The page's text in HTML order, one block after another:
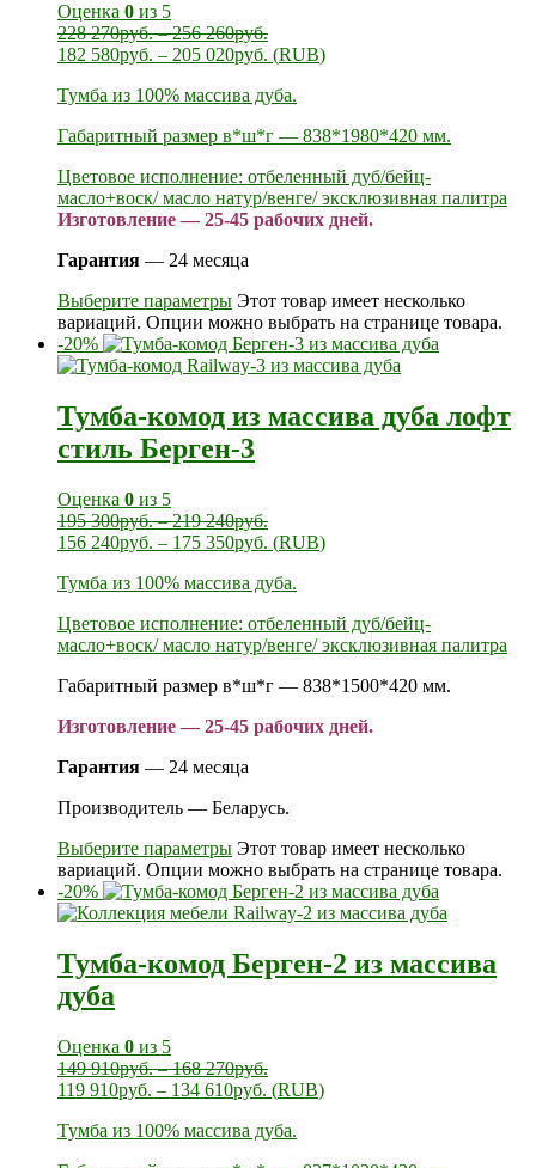
Оценка 0 из 5
228 270руб.–256 260руб.
182 580руб. – 205 020руб. (RUB)
Тумба из 100% массива дуба.
Габаритный размер в*ш*г — 838*1980*420 мм.
Цветовое исполнение: отбеленный дуб/бейц-
масло+воск/ масло натур/венге/ эксклюзивная палитра
Изготовление — 25-45 рабочих дней.
Гарантия — 24 месяца
Выберите параметры Этот товар имеет несколько
вариаций. Опции можно выбрать на странице товара.
-20%
Тумба-комод из массива дуба лофт
стиль Берген-3
Оценка 0 из 5
195 300руб.–219 240руб.
156 240руб. – 175 350руб. (RUB)
Тумба из 100% массива дуба.
Цветовое исполнение: отбеленный дуб/бейц-
масло+воск/ масло натур/венге/ эксклюзивная палитра
Габаритный размер в*ш*г — 838*1500*420 мм.
Изготовление — 25-45 рабочих дней.
Гарантия — 24 месяца
Производитель — Беларусь.
Выберите параметры Этот товар имеет несколько
вариаций. Опции можно выбрать на странице товара.
-20%
Тумба-комод Берген-2 из массива
дуба
Оценка 0 из 5
149 910руб.–168 270руб.
119 910руб. – 134 610руб. (RUB)
Тумба из 100% массива дуба.